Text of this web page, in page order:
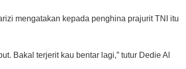
mengatakan kepada penghina prajurit TNI itu
Bakal terjerit kau bentar lagi,” tutur Dedie Al